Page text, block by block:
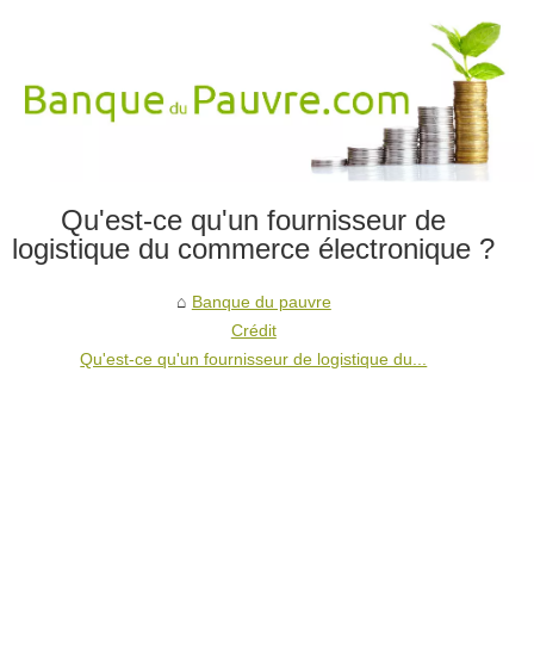
Qu'est-ce qu'un fournisseur de
logistique du commerce électronique ?
Banque du pauvre
Crédit
Qu'est-ce qu'un fournisseur de logistique du...